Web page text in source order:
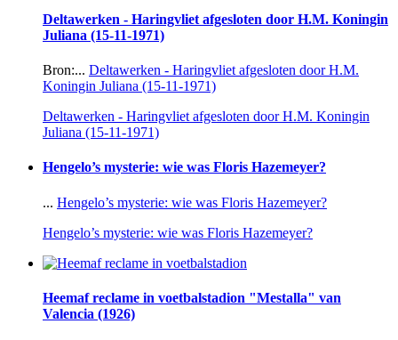
Deltawerken - Haringvliet afgesloten door H.M. Koningin
Juliana (15-11-1971)
Bron:... Deltawerken - Haringvliet afgesloten door H.M.
Koningin Juliana (15-11-1971)
Deltawerken - Haringvliet afgesloten door H.M. Koningin
Juliana (15-11-1971)
Hengelo’s mysterie: wie was Floris Hazemeyer?
... Hengelo’s mysterie: wie was Floris Hazemeyer?
Hengelo’s mysterie: wie was Floris Hazemeyer?
Heemaf reclame in voetbalstadion "Mestalla" van
Valencia (1926)